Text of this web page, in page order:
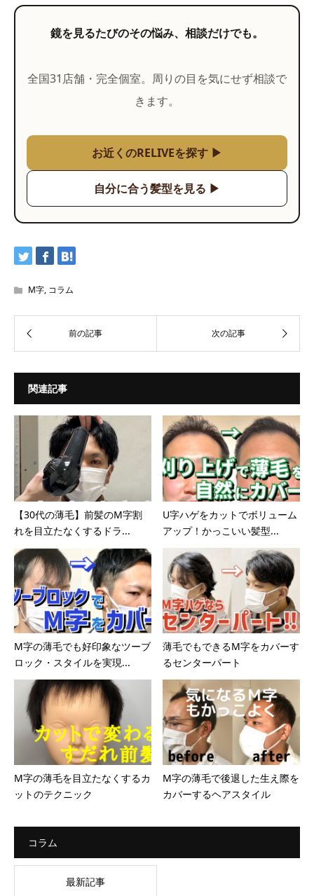
鏡を見るたびのその悩み、相談だけでも。
全国31店舗・完全個室。周りの目を気にせず相談で
きます。
お近くのRELIVEを探す ▶
自分に合う髪型を見る ▶
M字, コラム
関連記事
【30代の薄毛】前髪のM字割
れを目立たなくするドラ...
U字ハゲをカットでボリューム
アップ！かっこいい髪型...
M字の薄毛でも好印象なツーブ
ロック・スタイルを実現...
薄毛でもできるM字をカバーす
るセンターパート
M字の薄毛を目立たなくするカ
ットのテクニック
M字の薄毛で後退した生え際を
カバーするヘアスタイル
コラム
最新記事